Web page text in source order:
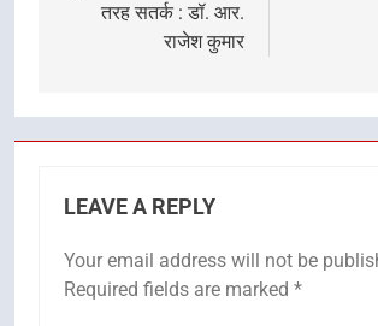
तरह सतर्क : डॉ. आर.
राजेश कुमार
LEAVE A REPLY
Your email address will not be
Required fields are marked *